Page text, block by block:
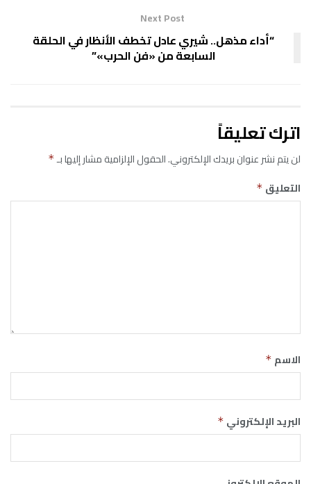
Next Post
“أداء مذهل.. شيري عادل تخطف الأنظار في الحلقة
السابعة من «فن الحرب»”
اترك تعليقاً
لن يتم نشر عنوان بريدك الإلكتروني.الحقول الإلزامية مشار إليها بـ*
التعليق *
الاسم *
البريد الإلكتروني *